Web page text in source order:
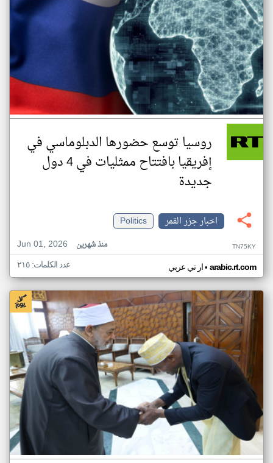
روسيا توسع حضورها الدبلوماسي في
إفريقيا بافتتاح ممثليات في 4 دول
جديدة
اخبار جزر القمر
Politics
Jun 01, 2026
منذ شهرين TN75KY
ار تي عربي• arabic.rt.com عدد الكلمات: ٢١٥